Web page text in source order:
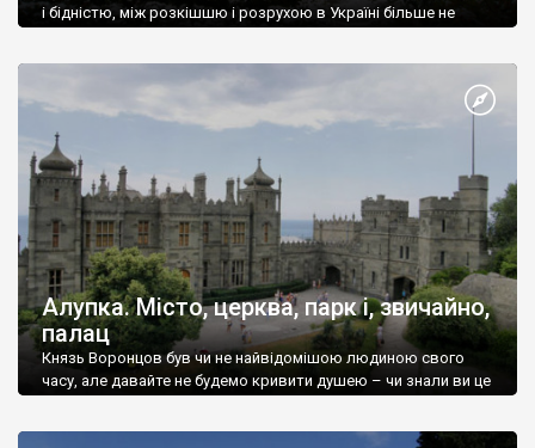
і бідністю, між розкішшю і розрухою в Україні більше не
Алупка. Місто, церква, парк і, звичайно,
палац
Князь Воронцов був чи не найвідомішою людиною свого
часу, але давайте не будемо кривити душею – чи знали ви це